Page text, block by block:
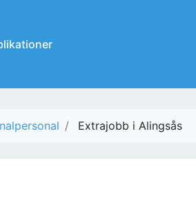
Extrajobb i Alingsås